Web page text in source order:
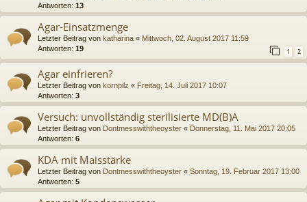
Antworten: 13
Agar-Einsatzmenge
Letzter Beitrag von katharina « Mittwoch, 02. August 2017 11:59
Antworten: 19 1 2
Agar einfrieren?
Letzter Beitrag von kornpilz « Freitag, 14. Juli 2017 10:07
Antworten: 3
Versuch: unvollständig sterilisierte MD(B)A
Letzter Beitrag von Dontmesswiththeoyster « Donnerstag, 11. Mai 2017 20:05
Antworten: 6
KDA mit Maisstärke
Letzter Beitrag von Dontmesswiththeoyster « Sonntag, 19. Februar 2017 13:00
Antworten: 5